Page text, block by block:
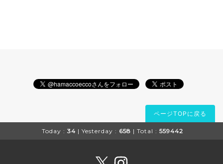
ページTOPに戻る
Today : 34 | Yesterday : 658 | Total : 559442